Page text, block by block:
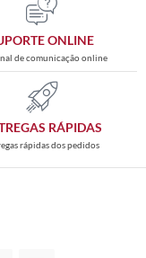
ONLINE
de comunicação online
RÁPIDAS
rápidas dos pedidos